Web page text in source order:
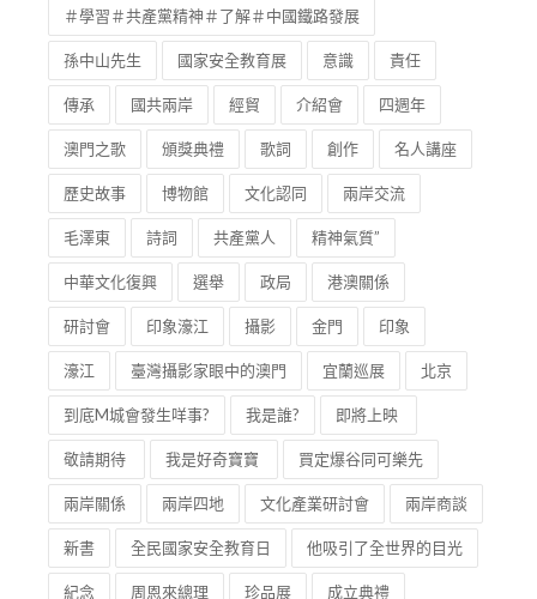
中華文化交流協會
＃學習＃共產黨精神＃了解＃中國鐵路發展
孫中山先生 國家安全教育展 意識 責任
傳承 國共兩岸 經貿 介紹會 四週年
澳門之歌 頒獎典禮 歌詞 創作 名人講座
歷史故事 博物館 文化認同 兩岸交流
毛澤東 詩詞 共產黨人 精神氣質”
中華文化復興 選舉 政局 港澳關係
研討會 印象濠江 攝影 金門 印象
濠江 臺灣攝影家眼中的澳門 宜蘭巡展 北京
到底M城會發生咩事? 我是誰? 即將上映
敬請期待 我是好奇寶寶 買定爆谷同可樂先
兩岸關係 兩岸四地 文化產業研討會 兩岸商談